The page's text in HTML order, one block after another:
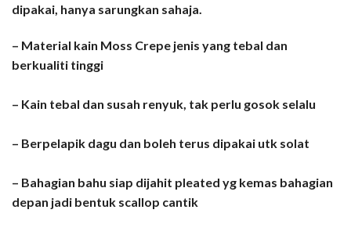
dipakai, hanya sarungkan sahaja.
– Material kain Moss Crepe jenis yang tebal dan
berkualiti tinggi
– Kain tebal dan susah renyuk, tak perlu gosok selalu
– Berpelapik dagu dan boleh terus dipakai utk solat
– Bahagian bahu siap dijahit pleated yg kemas bahagian
depan jadi bentuk scallop cantik